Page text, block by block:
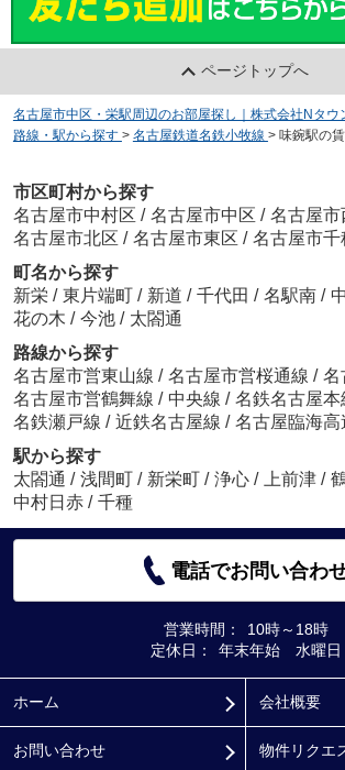
ページトップへ
名古屋市中区・栄駅周辺のお部屋探し｜株式会社Nタウ
路線・駅から探す > 名古屋鉄道名鉄小牧線 > 味鋺駅の
市区町村から探す
名古屋市中村区 / 名古屋市中区 / 名古屋市
名古屋市北区 / 名古屋市東区 / 名古屋市千
町名から探す
新栄 / 東片端町 / 新道 / 千代田 / 名駅南 /
花の木 / 今池 / 太閤通
路線から探す
名古屋市営東山線 / 名古屋市営桜通線 / 名
名古屋市営鶴舞線 / 中央線 / 名鉄名古屋本
名鉄瀬戸線 / 近鉄名古屋線 / 名古屋臨海
駅から探す
太閤通 / 浅間町 / 新栄町 / 浄心 / 上前津 /
中村日赤 / 千種
電話でお問い合わ
営業時間：
10時～18時
定休日：
年末年始 水曜日
ホーム 会社概要
お問い合わせ 物件リクエ